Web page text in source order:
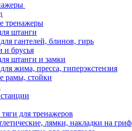
тренажеры
штанги
гантелей, блинов, гирь
и брусья
штанги и замки
жима, пресса, гиперэкстензия
рамы, стойки
для тренажеров
лямки, накладки на гриф